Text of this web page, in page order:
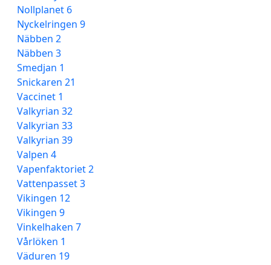
Nollplanet 6
Nyckelringen 9
Näbben 2
Näbben 3
Smedjan 1
Snickaren 21
Vaccinet 1
Valkyrian 32
Valkyrian 33
Valkyrian 39
Valpen 4
Vapenfaktoriet 2
Vattenpasset 3
Vikingen 12
Vikingen 9
Vinkelhaken 7
Vårlöken 1
Väduren 19